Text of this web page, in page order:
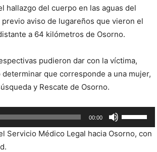
hallazgo del cuerpo en las aguas del
aviso de lugareños que vieron el
a 64 kilómetros de Osorno.
pudieron dar con la víctima,
que corresponde a una mujer,
y Rescate de Osorno.
00:00
las
teclas
Servicio Médico Legal hacia Osorno, con